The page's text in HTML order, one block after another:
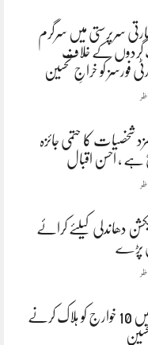
سرپرستی میں سرگرم
گردوں کے خلاف
فورسز کو خراجِ تحسین
شخصیات کا حتمی جائزہ
ہے ، احسن اقبال
دھاندلی کیلئے کرائے
پڑے
وزیر ریلوے کا خیبرپختونخوا میں 10 خوارج کو ہلاک کرنے